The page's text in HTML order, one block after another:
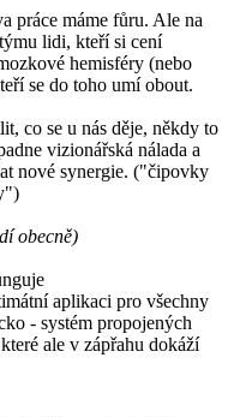
práce máme fůru. Ale na
lidi, kteří si cení
hemisféry (nebo
se do toho umí obout.
co se u nás děje, někdy to
vizionářská nálada a
nové synergie. ("čipovky
obecně)
aplikaci pro všechny
- systém propojených
ale v zápřahu dokáží